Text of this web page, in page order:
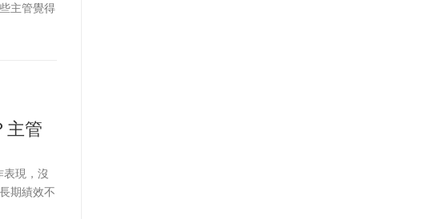
主管覺得
，也不是
主管
表現，沒
期績效不
業各級